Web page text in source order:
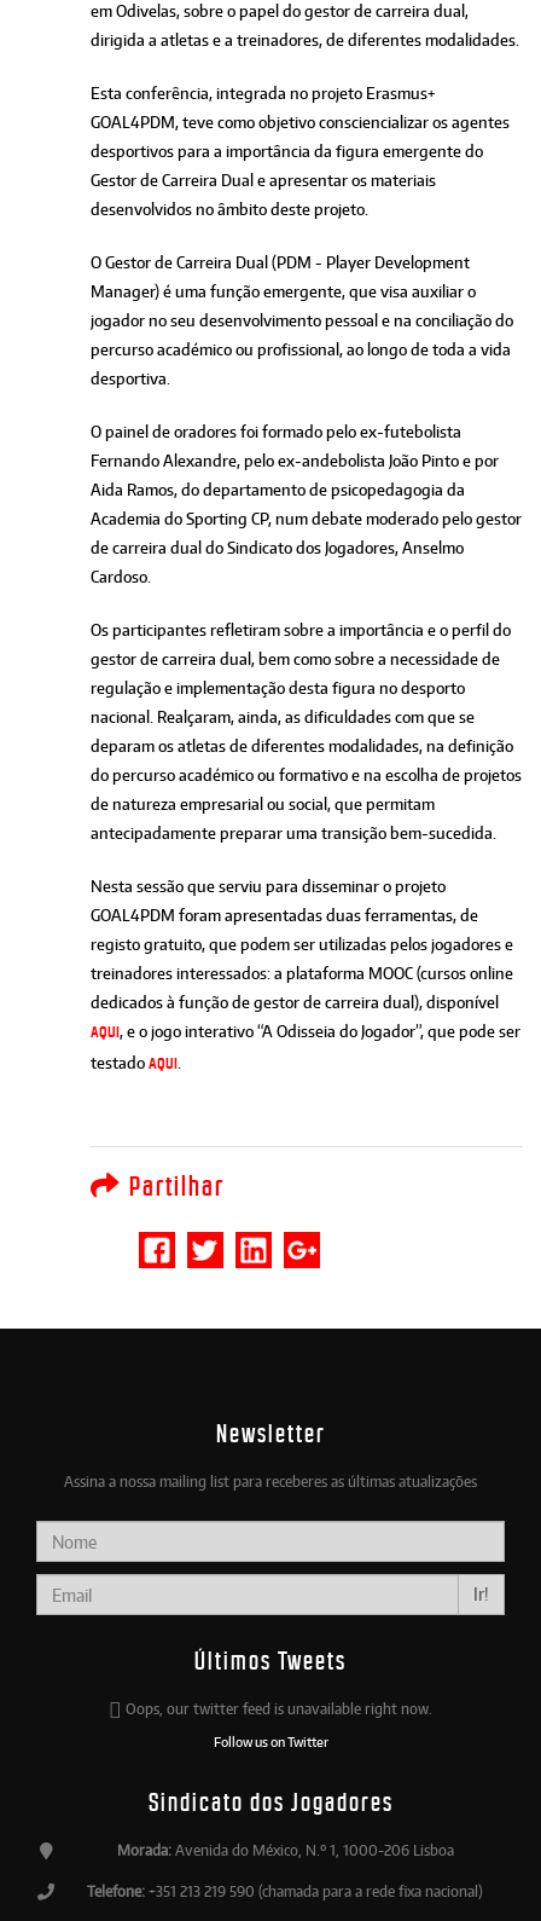
em Odivelas, sobre o papel do gestor de carreira dual,
dirigida a atletas e a treinadores, de diferentes modalidades.
Esta conferência, integrada no projeto Erasmus+
GOAL4PDM, teve como objetivo consciencializar os agentes
desportivos para a importância da figura emergente do
Gestor de Carreira Dual e apresentar os materiais
desenvolvidos no âmbito deste projeto.
O Gestor de Carreira Dual (PDM - Player Development
Manager) é uma função emergente, que visa auxiliar o
jogador no seu desenvolvimento pessoal e na conciliação do
percurso académico ou profissional, ao longo de toda a vida
desportiva.
O painel de oradores foi formado pelo ex-futebolista
Fernando Alexandre, pelo ex-andebolista João Pinto e por
Aida Ramos, do departamento de psicopedagogia da
Academia do Sporting CP, num debate moderado pelo gestor
de carreira dual do Sindicato dos Jogadores, Anselmo
Cardoso.
Os participantes refletiram sobre a importância e o perfil do
gestor de carreira dual, bem como sobre a necessidade de
regulação e implementação desta figura no desporto
nacional. Realçaram, ainda, as dificuldades com que se
deparam os atletas de diferentes modalidades, na definição
do percurso académico ou formativo e na escolha de projetos
de natureza empresarial ou social, que permitam
antecipadamente preparar uma transição bem-sucedida.
Nesta sessão que serviu para disseminar o projeto
GOAL4PDM foram apresentadas duas ferramentas, de
registo gratuito, que podem ser utilizadas pelos jogadores e
treinadores interessados: a plataforma MOOC (cursos online
dedicados à função de gestor de carreira dual), disponível
AQUI , e o jogo interativo “A Odisseia do Jogador”, que pode ser
testado AQUI
Partilhar
Newsletter
Assina a nossa mailing list para receberes as últimas atualizações
Ir!
Últimos Tweets
Oops, our twitter feed is unavailable right now.
Follow us on Twitter
Sindicato dos Jogadores
Morada:Avenida do México, N.º 1, 1000-206 Lisboa
Telefone: +351 213 219 590 (chamada para a rede fixa nacional)